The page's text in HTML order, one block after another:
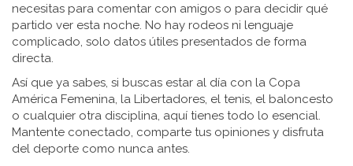
necesitas para comentar con amigos o para decidir qué
partido ver esta noche. No hay rodeos ni lenguaje
complicado, solo datos útiles presentados de forma
directa.
Así que ya sabes, si buscas estar al día con la Copa
América Femenina, la Libertadores, el tenis, el baloncesto
o cualquier otra disciplina, aquí tienes todo lo esencial.
Mantente conectado, comparte tus opiniones y disfruta
del deporte como nunca antes.